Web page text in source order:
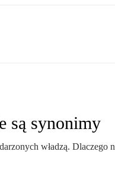
są synonimy
władzą.